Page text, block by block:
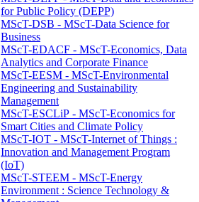
for Public Policy (DEPP)
MScT-DSB - MScT-Data Science for
Business
MScT-EDACF - MScT-Economics, Data
Analytics and Corporate Finance
MScT-EESM - MScT-Environmental
Engineering and Sustainability
Management
MScT-ESCLiP - MScT-Economics for
Smart Cities and Climate Policy
MScT-IOT - MScT-Internet of Things :
Innovation and Management Program
(IoT)
MScT-STEEM - MScT-Energy
Environment : Science Technology &